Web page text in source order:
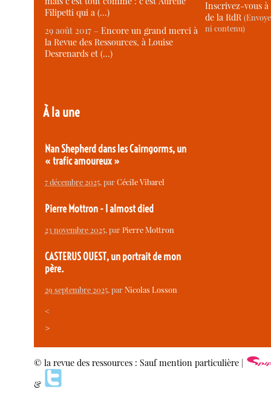
Filipetti qui a (…)
29 août 2017 –Encore un grand merci à
la Revue des Ressources, à Louise
Desrenards et (…)
À la une
Nan Shepherd dans les Cairngorms, un
« trafic amoureux »
7 décembre 2025, parCécile Vibarel
Pierre Mottron - I almost died
23 novembre 2025, parPierre Mottron
CASTERUS OUEST, un portrait de mon
père.
29 septembre 2025, parNicolas Losson
<
>
Inscrivez-vous
de la RdR
ni contenu)
© la revue des ressources : Sauf mention particulière |
&